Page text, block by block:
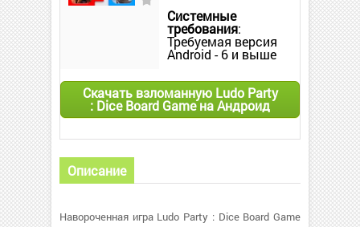
Системные
требования:
Требуемая версия
Android - 6 и выше
Скачать взломанную Ludo Party
: Dice Board Game на Андроид
Описание
Навороченная игра Ludo Party : Dice Board Game